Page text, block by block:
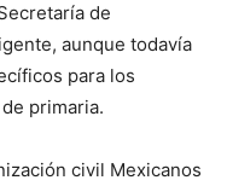
de
aunque todavía
para los
primaria.
civil Mexicanos